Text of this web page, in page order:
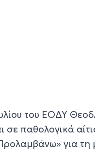
του ΕΟΔΥ
σε παθολογικά
για τη